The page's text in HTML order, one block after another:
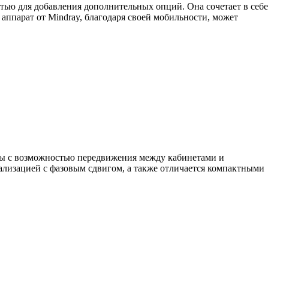
для добавления дополнительных опций. Она сочетает в себе
от Mindray, благодаря своей мобильности, может
с возможностью передвижения между кабинетами и
с фазовым сдвигом, а также отличается компактными